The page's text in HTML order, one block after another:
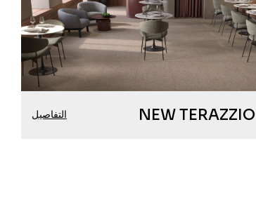
NEW TERAZZIO التفاصيل